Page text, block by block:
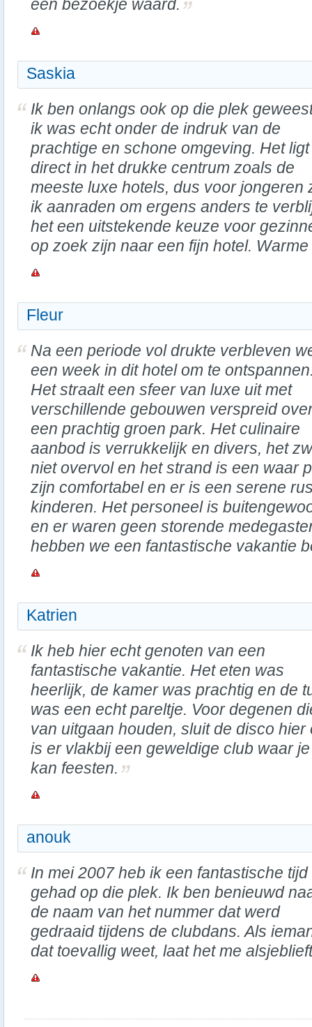
een bezoekje waard.
Saskia
Ik ben onlangs ook op die plek
ik was echt onder de indruk van de
prachtige en schone omgeving. Het
direct in het drukke centrum zoals de
meeste luxe hotels, dus voor jongeren
ik aanraden om ergens anders te
het een uitstekende keuze voor
op zoek zijn naar een fijn hotel.
Fleur
Na een periode vol drukte verbleven
een week in dit hotel om te
Het straalt een sfeer van luxe uit met
verschillende gebouwen verspreid
een prachtig groen park. Het culinaire
aanbod is verrukkelijk en divers, het
niet overvol en het strand is een waar
zijn comfortabel en er is een serene
kinderen. Het personeel is
en er waren geen storende
hebben we een fantastische vakantie
Katrien
Ik heb hier echt genoten van een
fantastische vakantie. Het eten was
heerlijk, de kamer was prachtig en de
was een echt pareltje. Voor degenen
van uitgaan houden, sluit de disco
is er vlakbij een geweldige club waar
kan feesten.
anouk
In mei 2007 heb ik een fantastische tijd
gehad op die plek. Ik ben benieuwd
de naam van het nummer dat werd
gedraaid tijdens de clubdans. Als
dat toevallig weet, laat het me